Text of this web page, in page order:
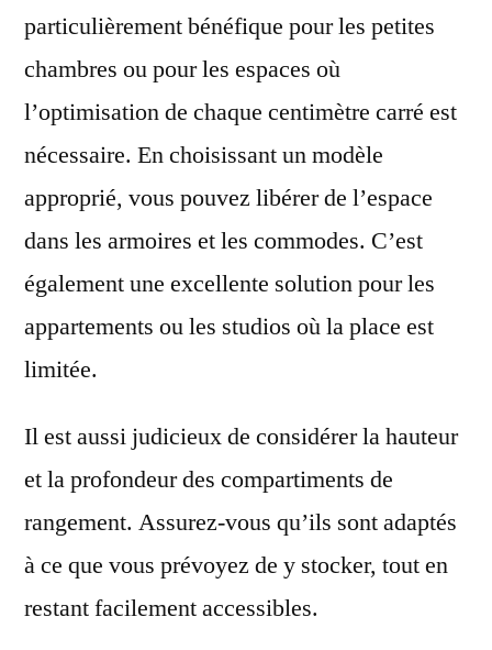
particulièrement bénéfique pour les petites
chambres ou pour les espaces où
l’optimisation de chaque centimètre carré est
nécessaire. En choisissant un modèle
approprié, vous pouvez libérer de l’espace
dans les armoires et les commodes. C’est
également une excellente solution pour les
appartements ou les studios où la place est
limitée.
Il est aussi judicieux de considérer la hauteur
et la profondeur des compartiments de
rangement. Assurez-vous qu’ils sont adaptés
à ce que vous prévoyez de y stocker, tout en
restant facilement accessibles.